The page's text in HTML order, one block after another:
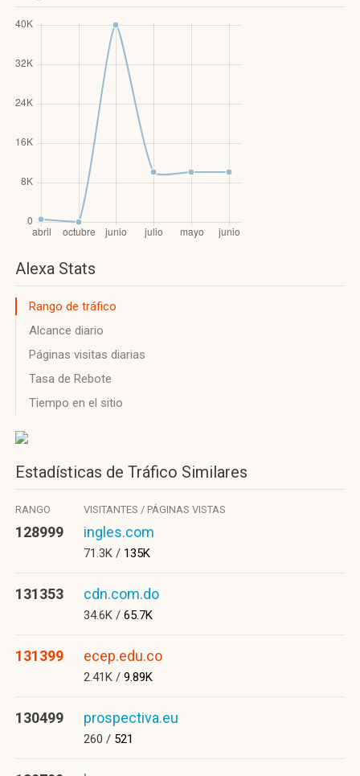
Alexa Stats
Rango de tráfico
Alcance diario
Páginas visitas diarias
Tasa de Rebote
Tiempo en el sitio
Estadísticas de Tráfico Similares
RANGO VISITANTES / PÁGINAS VISTAS
128999 ingles.com
71.3K / 135K
131353 cdn.com.do
34.6K / 65.7K
131399 ecep.edu.co
2.41K / 9.89K
130499 prospectiva.eu
260 / 521